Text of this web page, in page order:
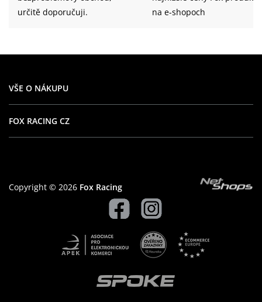
určitě doporučuji.
na e-shopoch
VŠE O NÁKUPU
FOX RACING CZ
Copyright © 2026 Fox Racing